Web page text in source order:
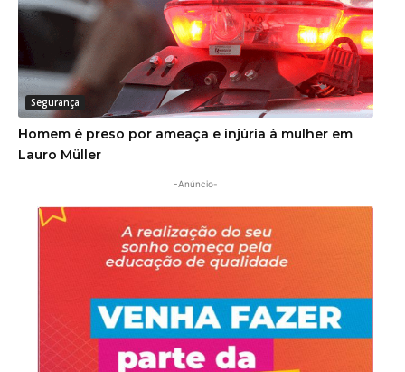
Segurança
Homem é preso por ameaça e injúria à mulher em
Lauro Müller
-Anúncio-